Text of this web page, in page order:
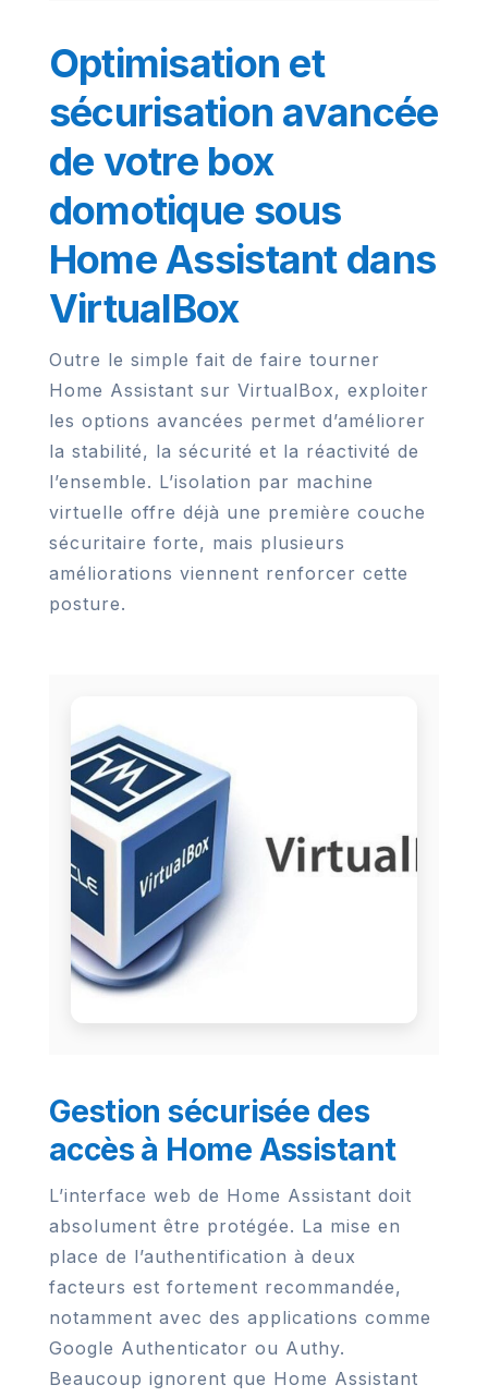
Optimisation et
sécurisation avancée
de votre box
domotique sous
Home Assistant dans
VirtualBox
Outre le simple fait de faire tourner
Home Assistant sur VirtualBox, exploiter
les options avancées permet d’améliorer
la stabilité, la sécurité et la réactivité de
l’ensemble. L’isolation par machine
virtuelle offre déjà une première couche
sécuritaire forte, mais plusieurs
améliorations viennent renforcer cette
posture.
Gestion sécurisée des
accès à Home Assistant
L’interface web de Home Assistant doit
absolument être protégée. La mise en
place de l’authentification à deux
facteurs est fortement recommandée,
notamment avec des applications comme
Google Authenticator ou Authy.
Beaucoup ignorent que Home Assistant